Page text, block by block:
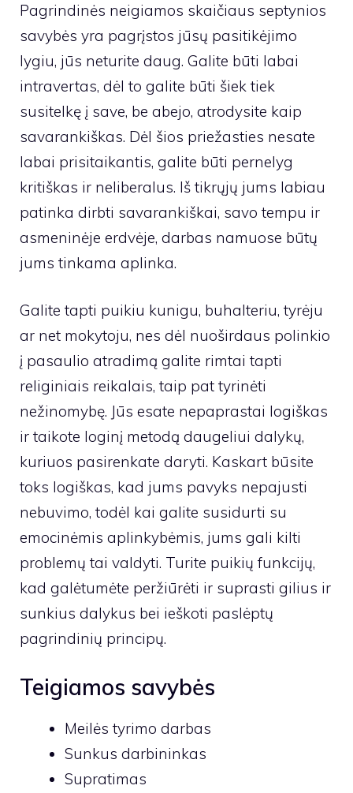
Pagrindinės neigiamos skaičiaus septynios
savybės yra pagrįstos jūsų pasitikėjimo
lygiu, jūs neturite daug. Galite būti labai
intravertas, dėl to galite būti šiek tiek
susitelkę į save, be abejo, atrodysite kaip
savarankiškas. Dėl šios priežasties nesate
labai prisitaikantis, galite būti pernelyg
kritiškas ir neliberalus. Iš tikrųjų jums labiau
patinka dirbti savarankiškai, savo tempu ir
asmeninėje erdvėje, darbas namuose būtų
jums tinkama aplinka.
Galite tapti puikiu kunigu, buhalteriu, tyrėju
ar net mokytoju, nes dėl nuoširdaus polinkio
į pasaulio atradimą galite rimtai tapti
religiniais reikalais, taip pat tyrinėti
nežinomybę. Jūs esate nepaprastai logiškas
ir taikote loginį metodą daugeliui dalykų,
kuriuos pasirenkate daryti. Kaskart būsite
toks logiškas, kad jums pavyks nepajusti
nebuvimo, todėl kai galite susidurti su
emocinėmis aplinkybėmis, jums gali kilti
problemų tai valdyti. Turite puikių funkcijų,
kad galėtumėte peržiūrėti ir suprasti gilius ir
sunkius dalykus bei ieškoti paslėptų
pagrindinių principų.
Teigiamos savybės
Meilės tyrimo darbas
Sunkus darbininkas
Supratimas